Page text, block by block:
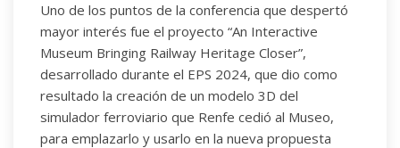
Uno de los puntos de la conferencia que despertó
mayor interés fue el proyecto “An Interactive
Museum Bringing Railway Heritage Closer”,
desarrollado durante el EPS 2024, que dio como
resultado la creación de un modelo 3D del
simulador ferroviario que Renfe cedió al Museo,
para emplazarlo y usarlo en la nueva propuesta